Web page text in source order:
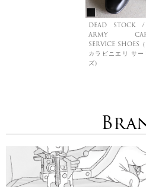
DEAD STOCK
ARMY
SERVICE SHOES
カラビニエリ サー
ズ）